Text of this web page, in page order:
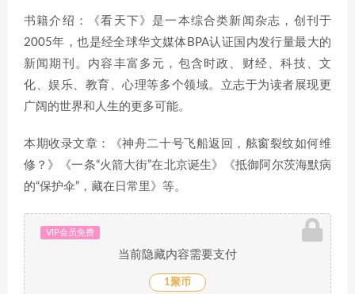
书籍介绍：《看天下》是一本综合类新闻杂志，创刊于
2005年，也是经全球华文媒体BPA认证国内发行量最大的
新闻期刊。内容丰富多元，包含时政、财经、科技、文
化、娱乐、教育、心理等多个领域。立志于为读者展现更
广阔的世界和人生的更多可能。
本期收录文章：《神舟二十号飞船返回，舷窗裂纹如何维
修？》《一条“火箭大街”在北京诞生》《抵御阿尔茨海默病
的“保护伞”，藏在日常里》等。
VIP会员免费
当前隐藏内容需要支付
1聚币